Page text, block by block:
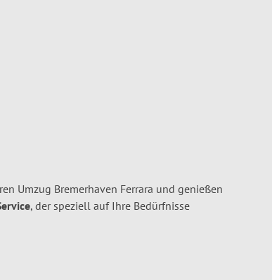
Umzug Bremerhaven Ferrara und genießen
, der speziell auf Ihre Bedürfnisse